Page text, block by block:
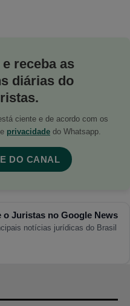
receba as
diárias do
ciente e de acordo com os
e privacidade do Whatsapp.
DO CANAL
o Juristas no Google News
notícias jurídicas do Brasil